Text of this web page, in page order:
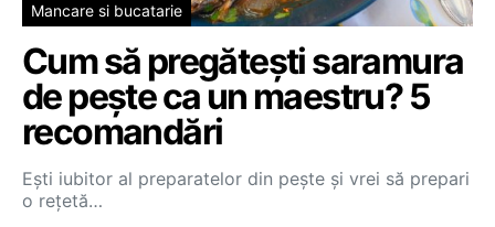
Mancare si bucatarie
Cum să pregătești saramura
de pește ca un maestru? 5
recomandări
Ești iubitor al preparatelor din pește și vrei să prepari
o rețetă…